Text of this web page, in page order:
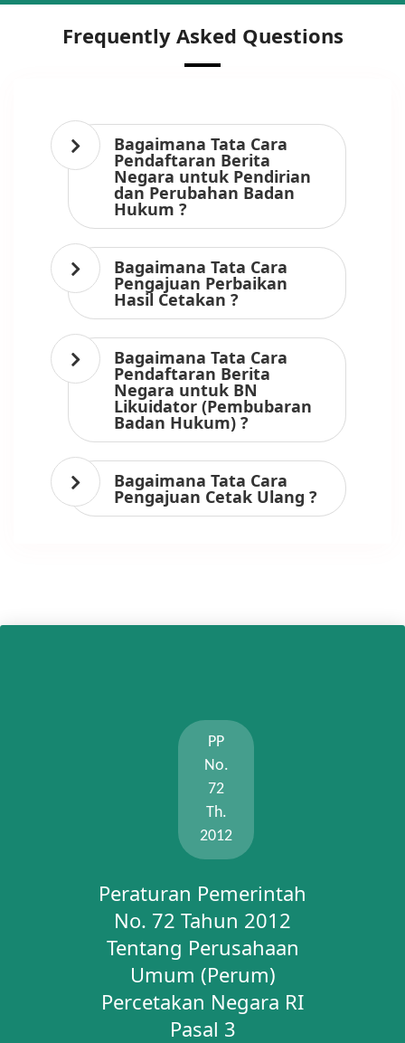
Frequently Asked Questions
Bagaimana Tata Cara
Pendaftaran Berita
Negara untuk Pendirian
dan Perubahan Badan
Hukum ?
Bagaimana Tata Cara
Pengajuan Perbaikan
Hasil Cetakan ?
Bagaimana Tata Cara
Pendaftaran Berita
Negara untuk BN
Likuidator (Pembubaran
Badan Hukum) ?
Bagaimana Tata Cara
Pengajuan Cetak Ulang ?
PP
No.
72
Th.
2012
Peraturan Pemerintah
No. 72 Tahun 2012
Tentang Perusahaan
Umum (Perum)
Percetakan Negara RI
Pasal 3